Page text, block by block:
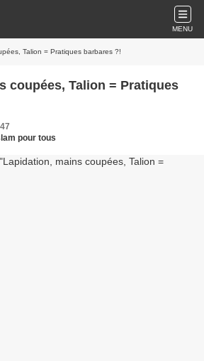
MENU
Talion = Pratiques barbares ?!
coupées, Talion = Pratiques
pour tous